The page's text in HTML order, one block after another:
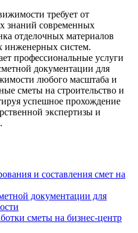
требует от
знаний современных
отделочных материалов
инженерных систем.
профессиональные услуги
документации для
любого масштаба и
сметы на строительство и
успешное прохождение
экспертизы и
и составления смет на
документации для
сметы на бизнес-центр